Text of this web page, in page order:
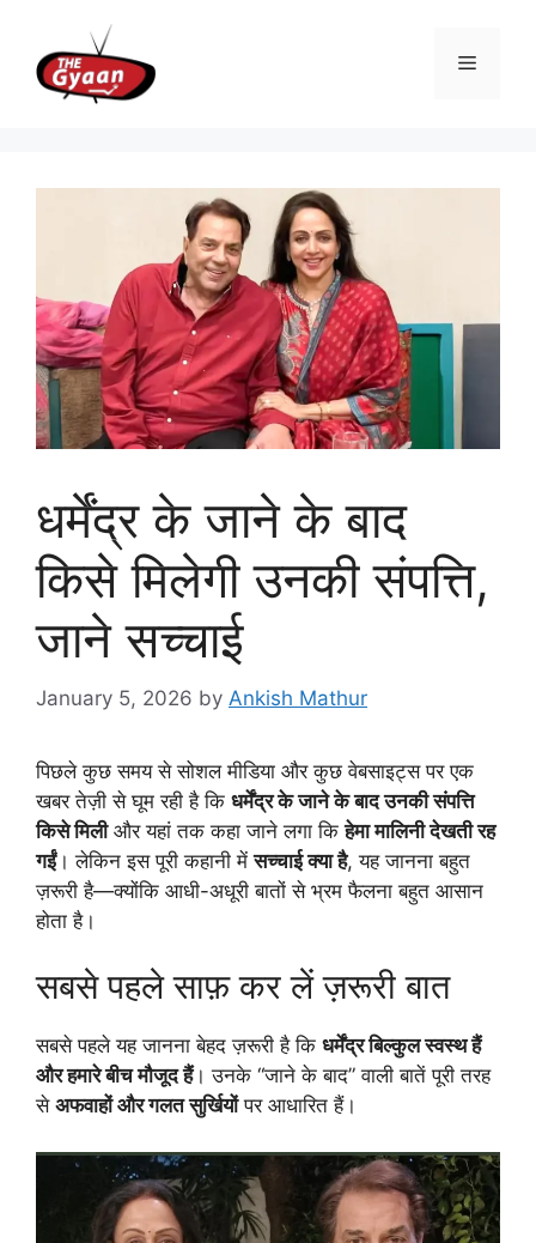
content
Menu
धर्मेंद्र के जाने के बाद
किसे मिलेगी उनकी संपत्ति,
जाने सच्चाई
January 5, 2026 by Ankish Mathur
पिछले कुछ समय से सोशल मीडिया और कुछ वेबसाइट्स पर एक
खबर तेज़ी से घूम रही है कि धर्मेंद्र के जाने के बाद उनकी संपत्ति
किसे मिलीऔर यहां तक कहा जाने लगा किहेमा मालिनी देखती रह
गईं। लेकिन इस पूरी कहानी मेंसच्चाई क्या है, यह जानना बहुत
ज़रूरी है—क्योंकि आधी-अधूरी बातों से भ्रम फैलना बहुत आसान
होता है।
सबसे पहले साफ़ कर लें ज़रूरी बात
सबसे पहले यह जानना बेहद ज़रूरी है कि धर्मेंद्रबिल्कुल स्वस्थ हैं
और हमारे बीच मौजूद हैं। उनके “जाने के बाद” वाली बातें पूरी तरह
से अफवाहों और गलत सुर्खियोंपर आधारित हैं।